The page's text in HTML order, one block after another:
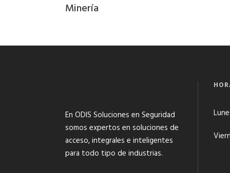
Minería
En ODIS Soluciones en Seguridad
somos expertos en soluciones de
acceso, integrales e inteligentes
para todo tipo de industrias.